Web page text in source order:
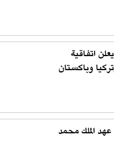
اتفاقية
وباكستان
عهد الملك محمد